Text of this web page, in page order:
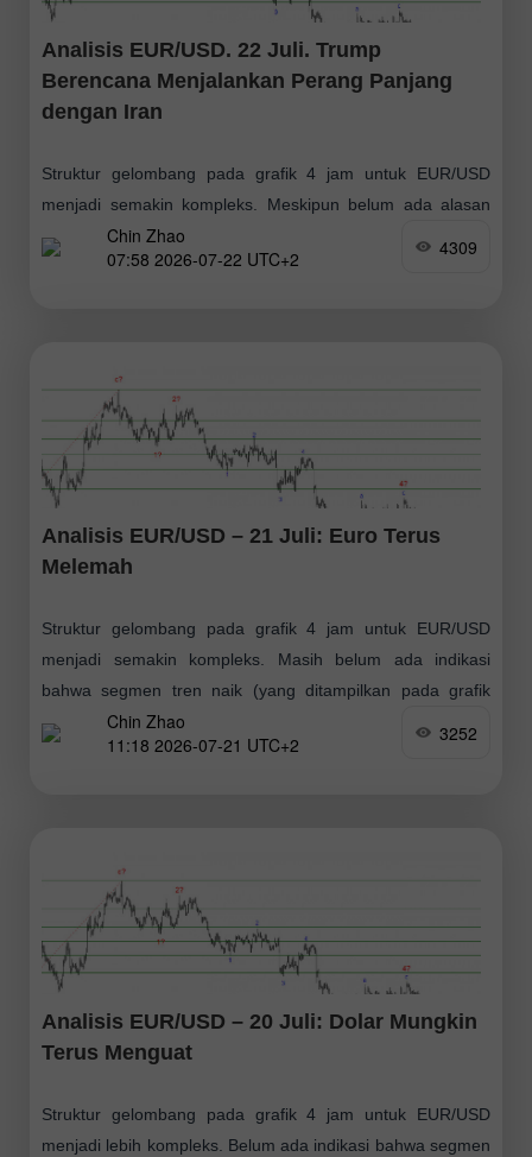
Analisis EUR/USD. 22 Juli. Trump
Berencana Menjalankan Perang Panjang
dengan Iran
Struktur gelombang pada grafik 4 jam untuk EUR/USD
menjadi semakin kompleks. Meskipun belum ada alasan
untuk membatalkan segmen tren naik (lihat gambar
bawah), struktur gelombang tren saat ini telah mengambil
Chin Zhao
07:58 2026-07-22 UTC+2
4309
Analisis EUR/USD – 21 Juli: Euro Terus
Melemah
Struktur gelombang pada grafik 4 jam untuk EUR/USD
menjadi semakin kompleks. Masih belum ada indikasi
bahwa segmen tren naik (yang ditampilkan pada grafik
bawah) yang dimulai pada Januari tahun lalu
Chin Zhao
11:18 2026-07-21 UTC+2
3252
Analisis EUR/USD – 20 Juli: Dolar Mungkin
Terus Menguat
Struktur gelombang pada grafik 4 jam untuk EUR/USD
menjadi lebih kompleks. Belum ada indikasi bahwa segmen